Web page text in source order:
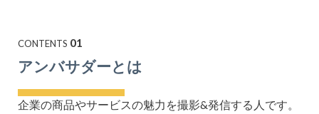
CONTENTS 01
アンバサダーとは
企業の商品やサービスの魅力を撮影&発信する人です。